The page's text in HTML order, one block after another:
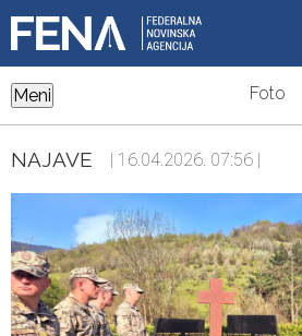
Meni Foto
NAJAVE | 16.04.2026. 07:56 |